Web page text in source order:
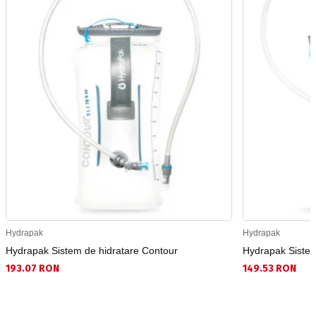
Hydrapak
Hydrapak Sistem de hidratare Contour
193.07 RON
Hydrapak
Hydrapak
149.53 RON